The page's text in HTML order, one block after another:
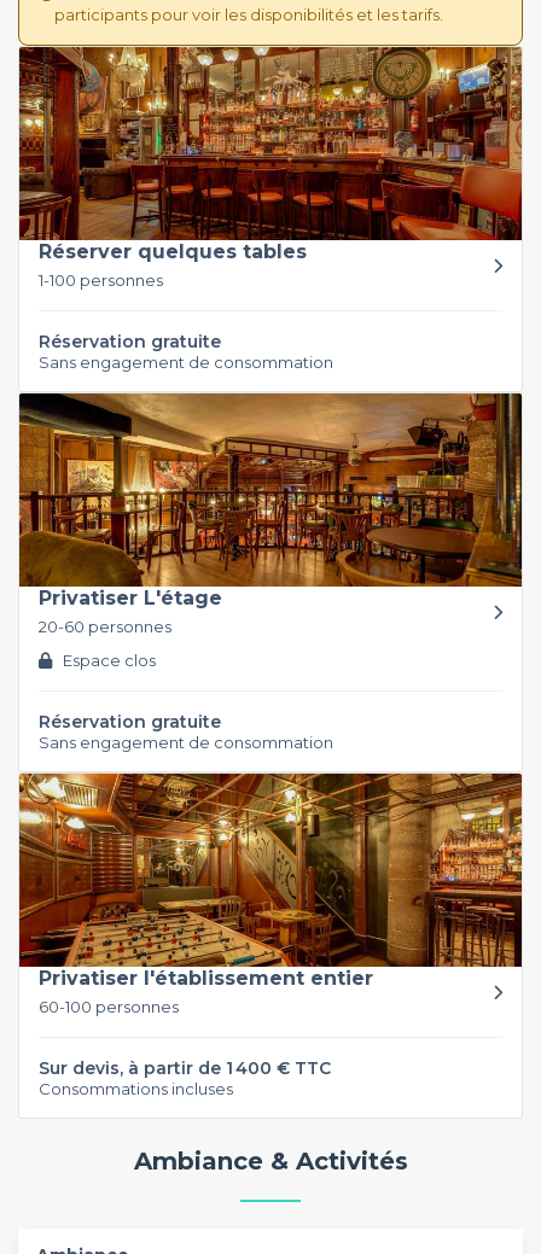
participants pour voir les disponibilités et les tarifs.
Réserver quelques tables
1-100 personnes
Réservation gratuite
Sans engagement de consommation
Privatiser L'étage
20-60 personnes
Espace clos
Réservation gratuite
Sans engagement de consommation
Privatiser l'établissement entier
60-100 personnes
Sur devis, à partir de 1 400 € TTC
Consommations incluses
Ambiance & Activités